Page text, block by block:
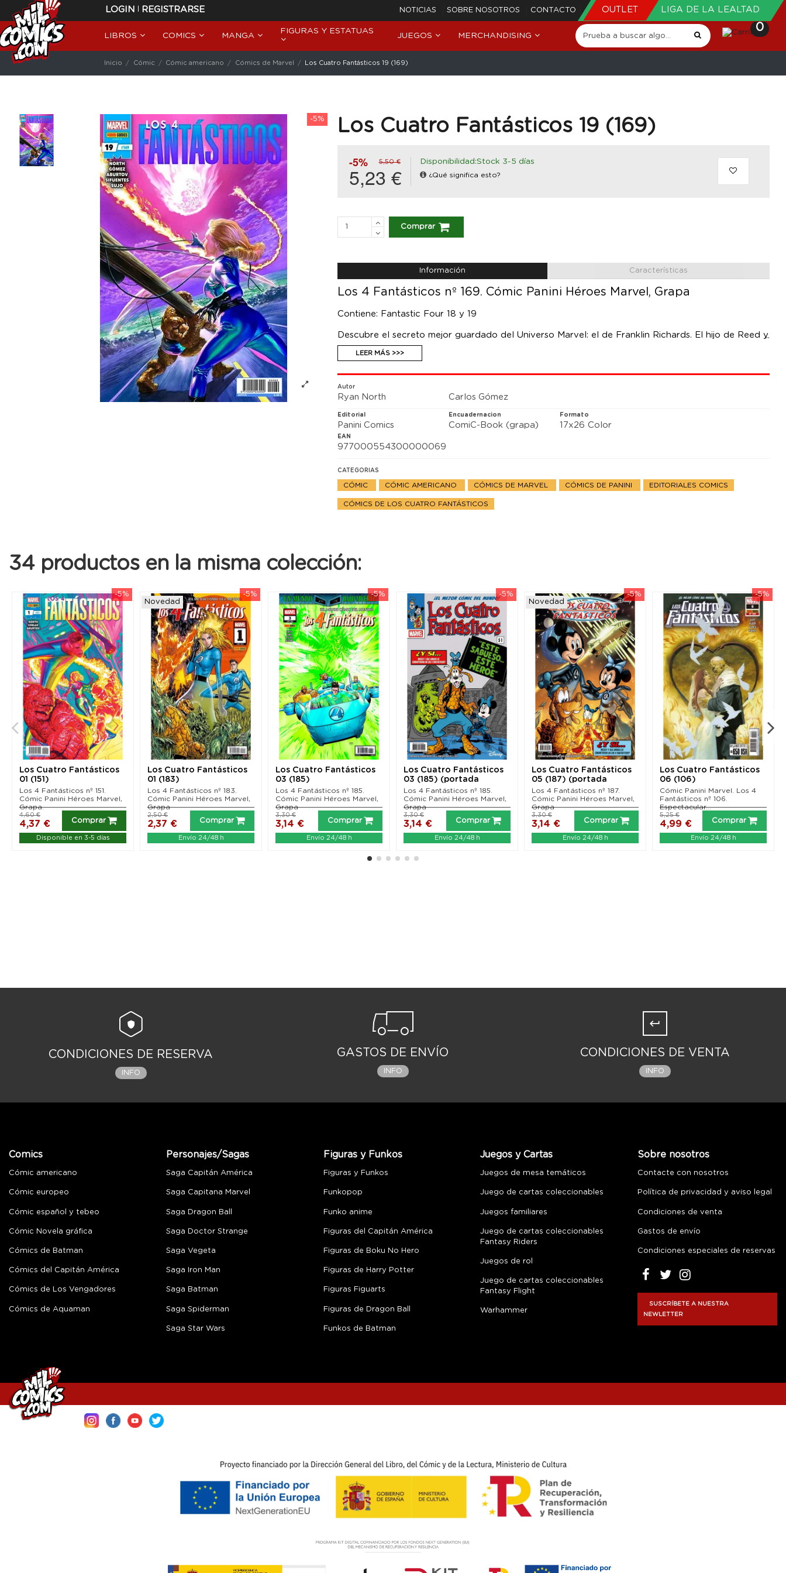
LOGIN | REGISTRARSE NOTICIAS SOBRE NOSOTROS CONTACTO OUTLET LIGA DE LA LEALTAD
LIBROS COMICS MANGA
FIGURAS Y ESTATUAS
JUEGOS MERCHANDISING
0
Inicio Cómic Cómic americano Cómics de Marvel Los Cuatro Fantásticos 19 (169)
-5% Los Cuatro Fantásticos 19 (169)
-5% 5,50 €
5,23 €
Disponibilidad:Stock 3-5 días
¿Qué significa esto?
Comprar
Información Características
Los 4 Fantásticos nº 169. Cómic Panini Héroes Marvel, Grapa
Contiene: Fantastic Four 18 y 19
Descubre el secreto mejor guardado del Universo Marvel: el de Franklin Richards. El hijo de Reed y
Sue ha sido un inmortal, un dios, un mutante de nivel Omega y mucho más. Ha creado vida,
universos enteros, pero hay algo más que ha hecho, y que está haciendo... pero nadie lo sabe.
LEER MÁS >>>
Autor
Ryan North Carlos Gómez
Editorial
Panini Comics
Encuadernacion
ComiC-Book (grapa)
Formato
17x26 Color
EAN
977000554300000069
CATEGORIAS
CÓMIC CÓMIC AMERICANO CÓMICS DE MARVEL CÓMICS DE PANINI EDITORIALES COMICS
CÓMICS DE LOS CUATRO FANTÁSTICOS
34 productos en la misma colección:
-5%
Los Cuatro Fantásticos
01 (151)
Los 4 Fantásticos nº 151.
Cómic Panini Héroes Marvel,
Grapa.
4,37 €
4,60 €
Comprar
Disponible en 3-5 días
-5%
Novedad
Los Cuatro Fantásticos
01 (183)
Los 4 Fantásticos nº 183.
Cómic Panini Héroes Marvel,
Grapa
2,37 €
2,50 €
Comprar
Envío 24/48 h
-5%
Los Cuatro Fantásticos
03 (185)
Los 4 Fantásticos nº 185.
Cómic Panini Héroes Marvel,
Grapa
3,14 €
3,30 €
Comprar
Envío 24/48 h
-5%
Los Cuatro Fantásticos
03 (185) (portada
alternativa disney...
Los 4 Fantásticos nº 185.
Cómic Panini Héroes Marvel,
Grapa
3,14 €
3,30 €
Comprar
Envío 24/48 h
-5%
Novedad
Los Cuatro Fantásticos
05 (187) (portada
alternativa Disney...
Los 4 Fantásticos nº 187.
Cómic Panini Héroes Marvel,
Grapa
3,14 €
3,30 €
Comprar
Envío 24/48 h
-5%
Los Cuatro Fantásticos
06 (106)
Cómic Panini Marvel. Los 4
Fantásticos nº 106.
Espectacular...
4,99 €
5,25 €
Comprar
Envío 24/48 h
CONDICIONES DE RESERVA
INFO
GASTOS DE ENVÍO
INFO
CONDICIONES DE VENTA
INFO
Comics
Cómic americano
Cómic europeo
Cómic español y tebeo
Cómic Novela gráfica
Cómics de Batman
Cómics del Capitán América
Cómics de Los Vengadores
Cómics de Aquaman
Personajes/Sagas
Saga Capitán América
Saga Capitana Marvel
Saga Dragon Ball
Saga Doctor Strange
Saga Vegeta
Saga Iron Man
Saga Batman
Saga Spiderman
Saga Star Wars
Figuras y Funkos
Figuras y Funkos
Funkopop
Funko anime
Figuras del Capitán América
Figuras de Boku No Hero
Figuras de Harry Potter
Figuras Figuarts
Figuras de Dragon Ball
Funkos de Batman
Juegos y Cartas
Juegos de mesa temáticos
Juego de cartas coleccionables
Juegos familiares
Juego de cartas coleccionables
Fantasy Riders
Juegos de rol
Juego de cartas coleccionables
Fantasy Flight
Warhammer
Sobre nosotros
Contacte con nosotros
Política de privacidad y aviso legal
Condiciones de venta
Gastos de envío
Condiciones especiales de reservas
SUSCRÍBETE A NUESTRA
NEWLETTER